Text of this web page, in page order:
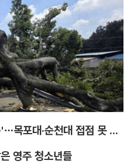
전남 국립의대 협상 또 '빈손'…목포대·순천대 접점 못 찾아
영주 청소년들